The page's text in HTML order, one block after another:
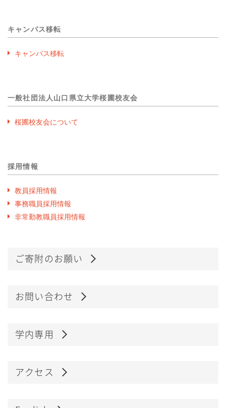
キャンパス移転
キャンパス移転
一般社団法人山口県立大学桜圃校友会
桜圃校友会について
採用情報
教員採用情報
事務職員採用情報
非常勤教職員採用情報
ご寄附のお願い
お問い合わせ
学内専用
アクセス